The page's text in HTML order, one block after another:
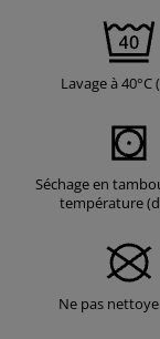
Lavage à 40°C
Séchage en
température
Ne pas